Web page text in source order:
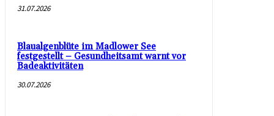
31.07.2026
Blaualgenblüte im Madlower See
festgestellt – Gesundheitsamt warnt vor
Badeaktivitäten
30.07.2026